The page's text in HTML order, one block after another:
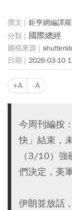
鉅亨網編譯
國際總經
2026-03-10
+A -A
今周刊編按
快」結束，
（3/10）
們決定，美
伊朗並放話